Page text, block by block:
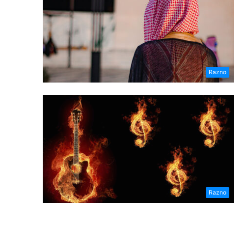
Razno
Razno